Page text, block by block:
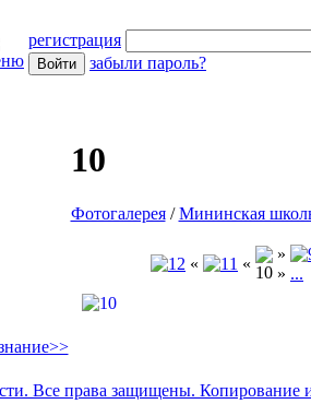
регистрация
забыли пароль?
10
Фотогалерея/Мининская
« «
»
» ...
Все права защищены. Копирование